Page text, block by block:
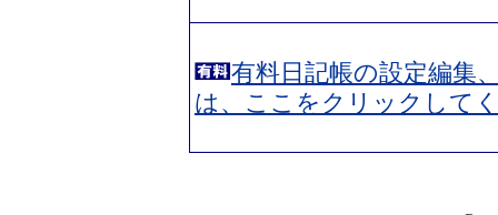
有料日記帳の設定編集
は、ここをクリックして